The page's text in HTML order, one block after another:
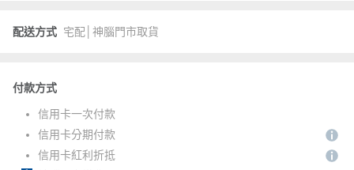
配送方式 宅配│神腦門市取貨
付款方式
信用卡一次付款
信用卡分期付款
信用卡紅利折抵